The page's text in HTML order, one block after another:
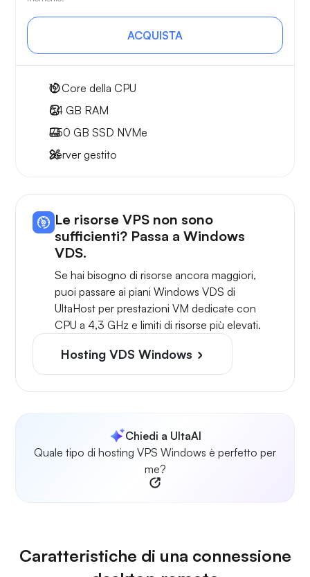
ACQUISTA
12Core della CPU
64 GB RAM
750 GB SSD NVMe
Server gestito
Le risorse VPS non sono
sufficienti? Passa a Windows
VDS.
Se hai bisogno di risorse ancora maggiori,
puoi passare ai piani Windows VDS di
UltaHost per prestazioni VM dedicate con
CPU a 4,3 GHz e limiti di risorse più elevati.
Hosting VDS Windows
Chiedi a UltaAI
Quale tipo di hosting VPS Windows è perfetto per
me?
Caratteristiche di una connessione